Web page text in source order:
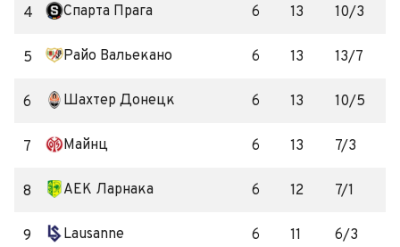
4 Спарта Прага 6 13 10/3
5 Райо Вальекано 6 13 13/7
6 Шахтер Донецк 6 13 10/5
7 Майнц 6 13 7/3
8 АЕК Ларнака 6 12 7/1
9 Lausanne 6 11 6/3